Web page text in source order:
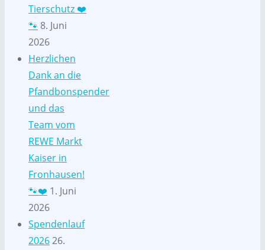
Tierschutz ❤️
🐾 8. Juni
2026
Herzlichen
Dank an die
Pfandbonspender
und das
Team vom
REWE Markt
Kaiser in
Fronhausen!
🐾❤️ 1. Juni
2026
Spendenlauf
202626.